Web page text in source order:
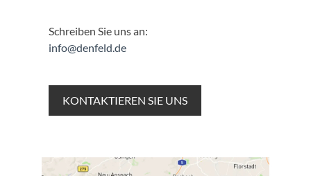
Schreiben Sie uns an:
info@denfeld.de
KONTAKTIEREN SIE UNS